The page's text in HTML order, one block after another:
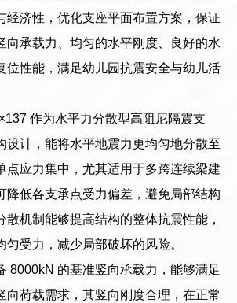
经济性，优化支座平面布置方案，保证
向承载力、均匀的水平刚度、良好的水
位性能，满足幼儿园抗震安全与幼儿活
作为水平力分散型高阻尼隔震支
设计，能将水平地震力更均匀地分散至
点应力集中，尤其适用于多跨连续梁建
降低各支承点受力偏差，避免局部结构
散机制能够提高结构的整体抗震性能，
受力，减少局部破坏的风险。
8000kN 的基准竖向承载力，能够满足
向荷载需求，其竖向刚度合理，在正常